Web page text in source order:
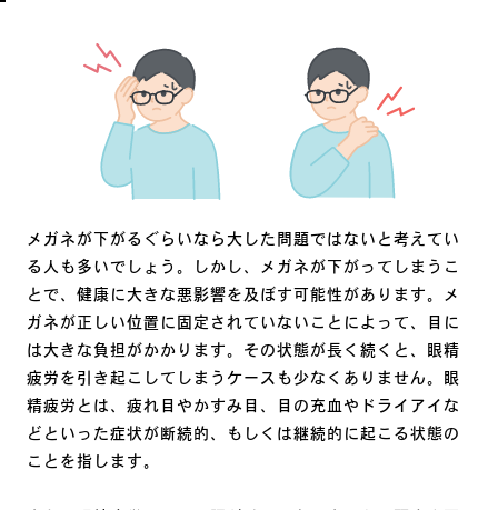
メガネが下がるぐらいなら大した問題ではないと考えてい
る人も多いでしょう。しかし、メガネが下がってしまうこ
とで、健康に大きな悪影響を及ぼす可能性があります。メ
ガネが正しい位置に固定されていないことによって、目に
は大きな負担がかかります。その状態が長く続くと、眼精
疲労を引き起こしてしまうケースも少なくありません。眼
精疲労とは、疲れ目やかすみ目、目の充血やドライアイな
どといった症状が断続的、もしくは継続的に起こる状態の
ことを指します。